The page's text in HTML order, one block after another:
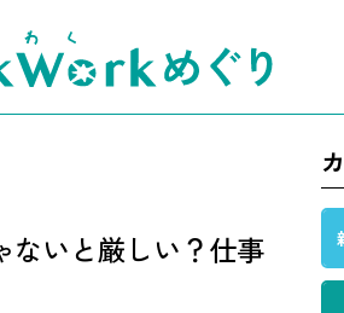
ないと厳しい？仕事